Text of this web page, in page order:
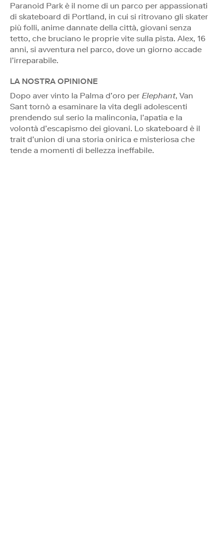
Paranoid Park è il nome di un parco per appassionati
di skateboard di Portland, in cui si ritrovano gli skater
più folli, anime dannate della città, giovani senza
tetto, che bruciano le proprie vite sulla pista. Alex, 16
anni, si avventura nel parco, dove un giorno accade
l’irreparabile.
LA NOSTRA OPINIONE
Dopo aver vinto la Palma d’oro per Elephant, Van
Sant tornò a esaminare la vita degli adolescenti
prendendo sul serio la malinconia, l’apatia e la
volontà d’escapismo dei giovani. Lo skateboard è il
trait d’union di una storia onirica e misteriosa che
tende a momenti di bellezza ineffabile.